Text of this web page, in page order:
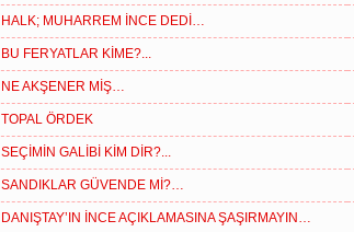
HALK; MUHARREM İNCE DEDİ…
BU FERYATLAR KİME?...
NE AKŞENER MİŞ…
TOPAL ÖRDEK
SEÇİMİN GALİBİ KİM DİR?...
SANDIKLAR GÜVENDE Mİ?…
DANIŞTAY’IN İNCE AÇIKLAMASINA ŞAŞIRMAYIN…